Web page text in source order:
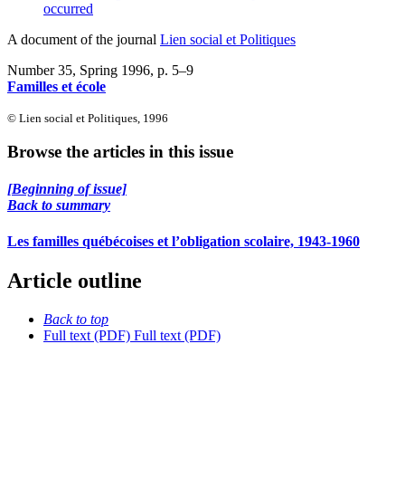
occurred
A document of the journal Lien social et Politiques
Number 35, Spring 1996, p. 5–9
Familles et école
© Lien social et Politiques, 1996
Browse the articles in this issue
[Beginning of issue]
Back to summary
Les familles québécoises et l’obligation scolaire, 1943-1960
Article outline
Back to top
Full text (PDF) Full text (PDF)